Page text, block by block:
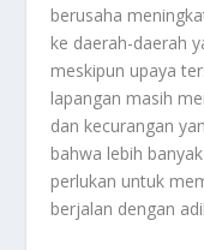
berusaha
ke daerah-daerah
meskipun upaya
lapangan masih
dan kecurangan
bahwa lebih
perlukan untuk
berjalan dengan